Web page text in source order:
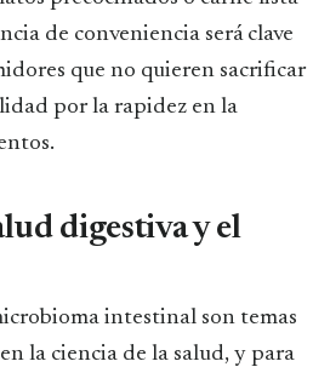
de conveniencia será clave
que no quieren sacrificar
por la rapidez en la
digestiva y el
intestinal son temas
la ciencia de la salud, y para